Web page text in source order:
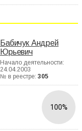
Бабичук Андрей
Юрьевич
Начало деятельности:
24.04.2003
№ в реестре: 305
100%